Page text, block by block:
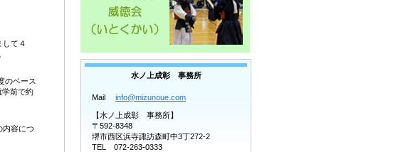
て４
のベース
学前で約
容につ
水ノ上成彰 事務所
Mail info@mizunoue.com
【水ノ上成彰 事務所】
〒592-8348
堺市西区浜寺諏訪森町中3丁272-2
TEL 072-263-0333